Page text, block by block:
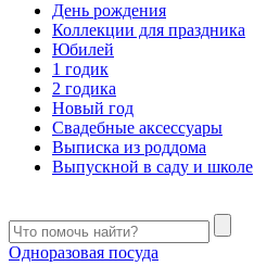
День рождения
Коллекции для праздника
Юбилей
1 годик
2 годика
Новый год
Свадебные аксессуары
Выписка из роддома
Выпускной в саду и школе
Одноразовая посуда